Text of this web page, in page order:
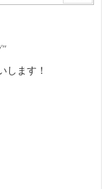
します！